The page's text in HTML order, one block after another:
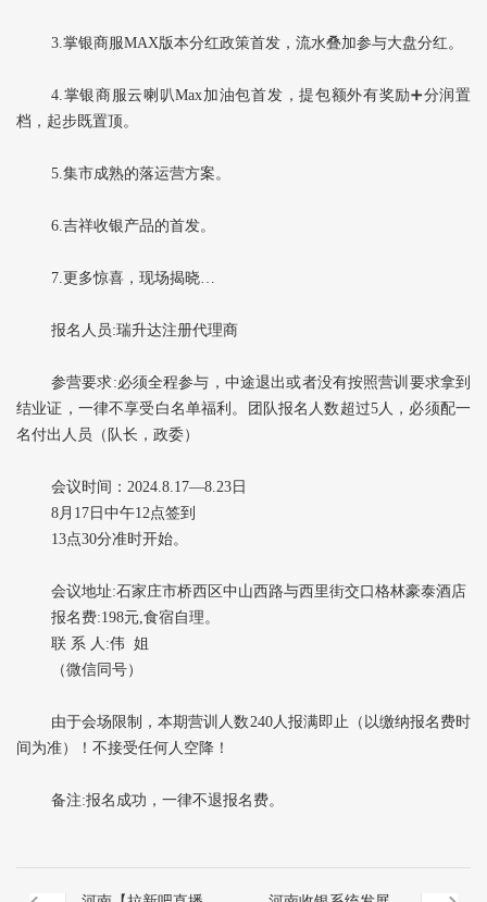
3.掌银商服MAX版本分红政策首发，流水叠加参与大盘分红。
4.掌银商服云喇叭Max加油包首发，提包额外有奖励➕分润置
档，起步既置顶。
5.集市成熟的落运营方案。
6.吉祥收银产品的首发。
7.更多惊喜，现场揭晓…
报名人员:瑞升达注册代理商
参营要求:必须全程参与，中途退出或者没有按照营训要求拿到
结业证，一律不享受白名单福利。团队报名人数超过5人，必须配一
名付出人员（队长，政委）
会议时间：2024.8.17—8.23日
8月17日中午12点签到
13点30分准时开始。
会议地址:石家庄市桥西区中山西路与西里街交口格林豪泰酒店
报名费:198元,食宿自理。
联 系 人:伟 姐
（微信同号）
由于会场限制，本期营训人数240人报满即止（以缴纳报名费时
间为准）！不接受任何人空降！
备注:报名成功，一律不退报名费。